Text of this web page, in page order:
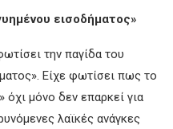
εισοδήματος»
την παγίδα του
Είχε φωτίσει πως το
όχι μόνο δεν επαρκεί για
λαϊκές ανάγκες